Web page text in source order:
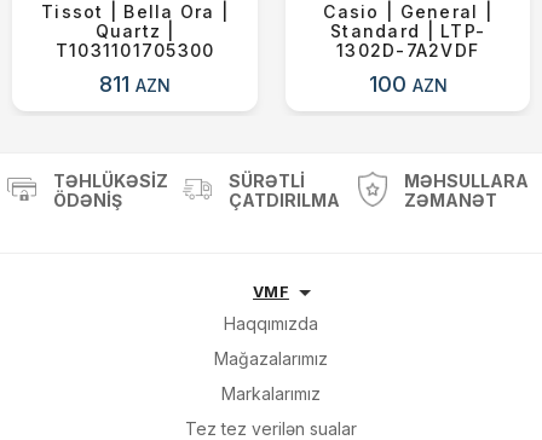
Tissot | Bella Ora |
Quartz |
T1031101705300
811AZN
Casio | General |
Standard | LTP-
1302D-7A2VDF
100 AZN
TƏHLÜKƏSIZ
ÖDƏNIŞ
SÜRƏTLI
ÇATDIRILMA
MƏHSULLARA
ZƏMANƏT
VMF
Haqqımızda
Mağazalarımız
Markalarımız
Tez tez verilən sualar